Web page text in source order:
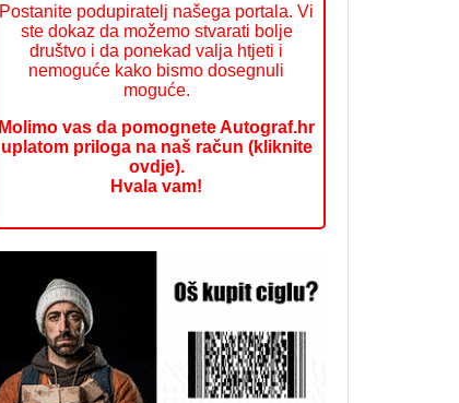
Postanite podupiratelj našega portala. Vi
ste dokaz da možemo stvarati bolje
društvo i da ponekad valja htjeti i
nemoguće kako bismo dosegnuli
moguće.
Molimo vas da pomognete Autograf.hr
uplatom priloga na naš račun (kliknite
ovdje).
Hvala vam!